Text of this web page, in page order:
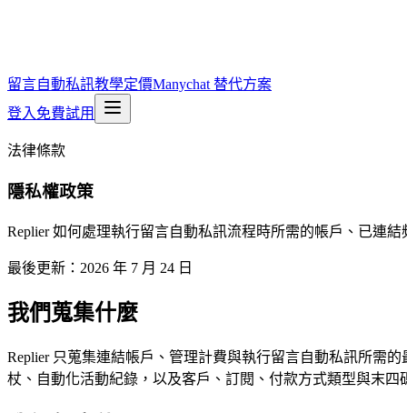
留言自動私訊教學定價Manychat 替代方案
登入 免費試用
法律條款
隱私權政策
Replier 如何處理執行留言自動私訊流程時所需的帳戶、已連
最後更新：2026 年 7 月 24 日
我們蒐集什麼
Replier 只蒐集連結帳戶、管理計費與執行留言自動私訊所需
杖、自動化活動紀錄，以及客戶、訂閱、付款方式類型與末